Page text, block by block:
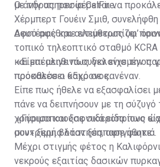
με την υπηρεσία CalFire.
Ο άνδρας που φέρεται να
Χέρμπερτ Γουέιν Σμιθ,
Δευτέρας και αντιμετωπίζει
Αφού αφέθηκε ελεύθερος υφ’
τοπικό τηλεοπτικό σταθμό
και επέμεινε πως δεν είχε την
προκαλέσει κακό σε κανέναν.
«Είμαι αληθινά συγκλονισμένος
πρόσθεσε ο 65χρονος.
Είπε πως ήθελε να εξασφαλίσει
πάνε να δειπνήσουν με τη σύζυγό
χρησιμοποιούσε σιδεροπρίονο
συντρίμμια όταν ξέσπασε φωτιά.
«Γύρισα και ξαφνικά είδα πως
μου» ξερή βλάστηση, αφηγήθηκε.
Μέχρι στιγμής φέτος η
νεκρούς εξαιτίας δασικών